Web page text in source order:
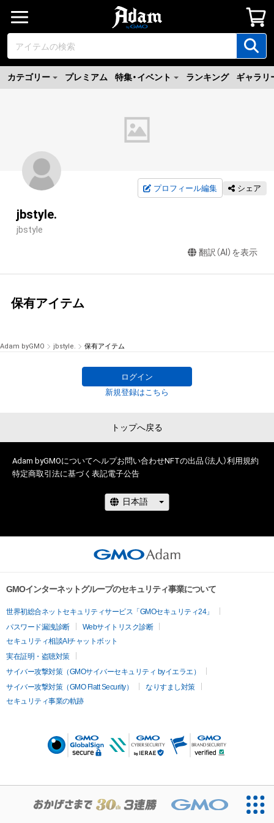
カテゴリー プレミアム 特集・イベント ランキング ギャラリ
プロフィール編集 シェア
jbstyle.
jbstyle
翻訳（AI）を表示
保有アイテム
Adam byGMO jbstyle. 保有アイテム
ログイン
新規登録はこちら
トップへ戻る
Adam byGMOについてヘルプお問い合わせNFTの出品（法人）利用規約
特定商取引法に基づく表記電子公告
GMOインターネットグループのセキュリティ事業について
世界初総合ネットセキュリティサービス「GMOセキュリティ24」
パスワード漏洩診断
Webサイトリスク診断
セキュリティ相談AIチャットボット
実在証明・盗聴対策
サイバー攻撃対策（GMOサイバーセキュリティ byイエラエ）
サイバー攻撃対策（GMO Flatt Security）
なりすまし対策
セキュリティ事業の軌跡